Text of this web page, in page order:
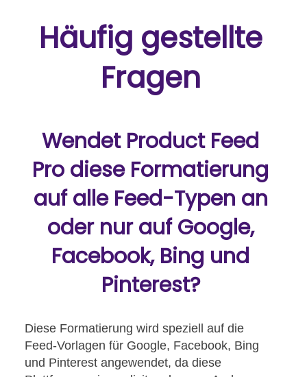
Häufig gestellte
Fragen
Wendet Product Feed
Pro diese Formatierung
auf alle Feed-Typen an
oder nur auf Google,
Facebook, Bing und
Pinterest?
Diese Formatierung wird speziell auf die
Feed-Vorlagen für Google, Facebook, Bing
und Pinterest angewendet, da diese